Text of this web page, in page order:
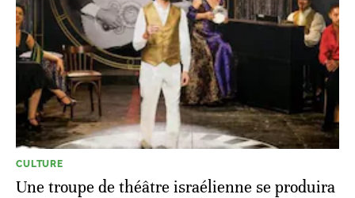
CULTURE
Une troupe de théâtre israélienne se produira